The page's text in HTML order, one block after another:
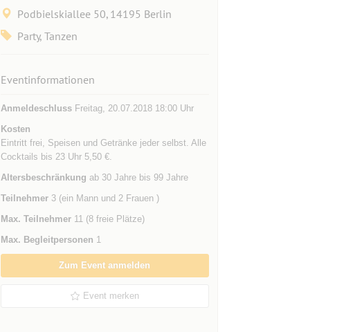
Podbielskiallee 50, 14195 Berlin
Party, Tanzen
Eventinformationen
AnmeldeschlussFreitag, 20.07.2018 18:00 Uhr
Kosten
Eintritt frei, Speisen und Getränke jeder selbst. Alle
Cocktails bis 23 Uhr 5,50 €.
Altersbeschränkung ab 30 Jahre bis 99 Jahre
Teilnehmer3 (ein Mann und 2 Frauen )
Max. Teilnehmer11 (8 freie Plätze)
Max. Begleitpersonen 1
Zum Event anmelden
Event merken